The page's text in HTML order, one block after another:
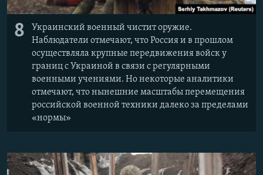
8
Украинский военный чистит оружие.
Наблюдатели отмечают, что Россия и в прошлом
осуществляла крупные передвижения войск у
границ с Украиной в связи с регулярными
военными учениями. Но некоторые аналитики
отмечают, что нынешние масштабы перемещения
российской военной техники далеко за пределами
«нормы»​